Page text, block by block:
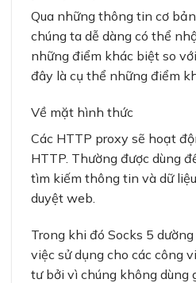
Qua những thông tin cơ
chúng ta dễ dàng có thể
những điểm khác biệt so
đây là cụ thể những điểm
Về mặt hình thức
Các HTTP proxy sẽ hoạt
HTTP. Thường được dùng
tìm kiếm thông tin và dữ
duyệt web.
Trong khi đó Socks 5
việc sử dụng cho các công
tư bởi vì chúng không dùng